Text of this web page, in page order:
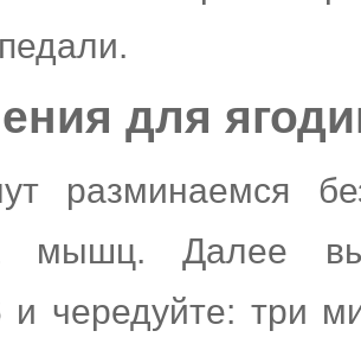
для
разминаемся
мышц. Далее
и чередуйте: три